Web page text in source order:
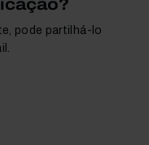
pode partilhá-lo